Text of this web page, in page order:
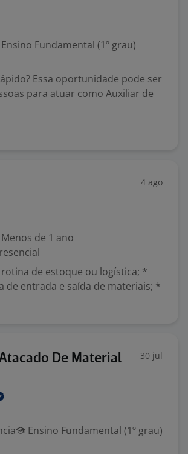
Ensino Fundamental (1º grau)
Essa oportunidade pode ser
para atuar como Auxiliar de
4 ago
Menos de 1 ano
de estoque ou logística; *
de entrada e saída de materiais; *
De Material
30 jul
Ensino Fundamental (1º grau)